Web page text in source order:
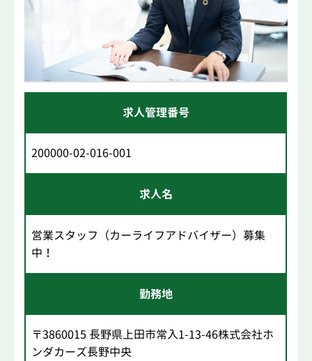
求人管理番号
200000-02-016-001
求人名
営業スタッフ（カーライフアドバイザー）募集
中！
勤務地
〒3860015 長野県上田市常入1-13-46株式会社ホ
ンダカーズ長野中央